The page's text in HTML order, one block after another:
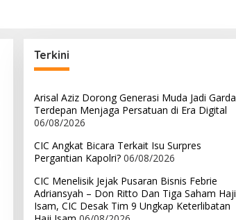
Terkini
Arisal Aziz Dorong Generasi Muda Jadi Garda
Terdepan Menjaga Persatuan di Era Digital
06/08/2026
CIC Angkat Bicara Terkait Isu Surpres
Pergantian Kapolri? 06/08/2026
CIC Menelisik Jejak Pusaran Bisnis Febrie
Adriansyah – Don Ritto Dan Tiga Saham Haji
Isam, CIC Desak Tim 9 Ungkap Keterlibatan